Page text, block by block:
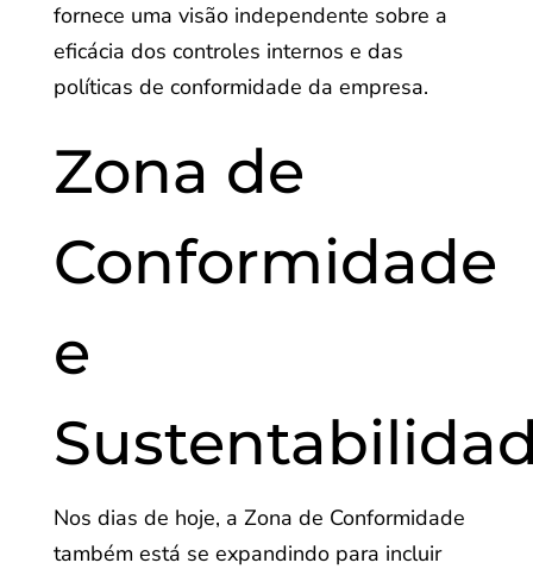
fornece uma visão independente sobre a
eficácia dos controles internos e das
políticas de conformidade da empresa.
Zona de
Conformidade
e
Nos dias de hoje, a Zona de Conformidade
também está se expandindo para incluir